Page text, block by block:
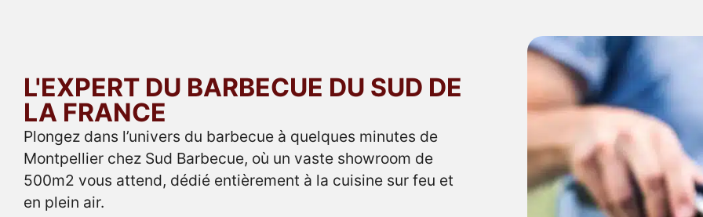
L'EXPERT DU BARBECUE DU SUD DE
LA FRANCE
Plongez dans l’univers du barbecue à quelques minutes de
Montpellier chez Sud Barbecue, où un vaste showroom de
500m2 vous attend, dédié entièrement à la cuisine sur feu et
en plein air.